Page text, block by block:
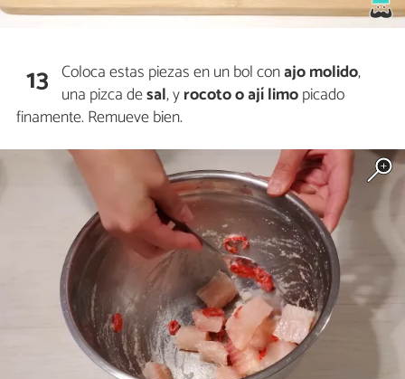
13 Coloca estas piezas en un bol conajomolido,
una pizca desal, yrocotoo ají limopicado
finamente. Remueve bien.